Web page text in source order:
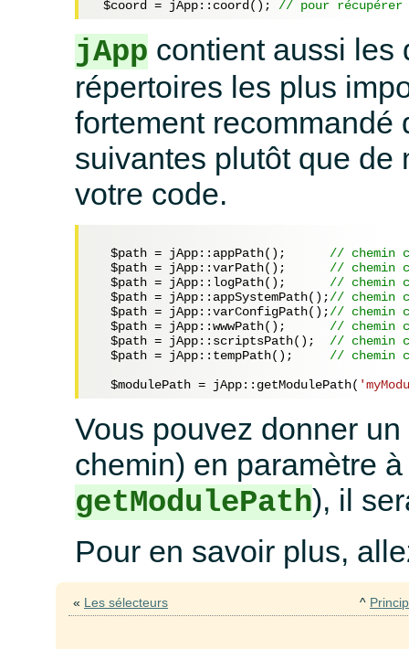
$coord = jApp::coord(); // pour récupérer
jApp contient aussi les
répertoires les plus
fortement recommandé
suivantes plutôt que de
votre code.
$path = jApp::appPath(); // chemin
$path = jApp::varPath(); // chemin
$path = jApp::logPath(); // chemin
$path = jApp::appSystemPath();// chemin
$path = jApp::varConfigPath();// chemin
$path = jApp::wwwPath(); // chemin
$path = jApp::scriptsPath(); // chemin
$path = jApp::tempPath(); // chemin
$modulePath = jApp::getModulePath(
Vous pouvez donner
chemin) en paramètre
getModulePath), il
Pour en savoir plus,
« Les sélecteurs ^